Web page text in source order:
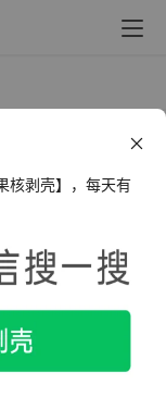
XI 之后的旗
PDF 解决方案的
彻底超乎您的想
在任何设备上填
核剥壳】，每天有